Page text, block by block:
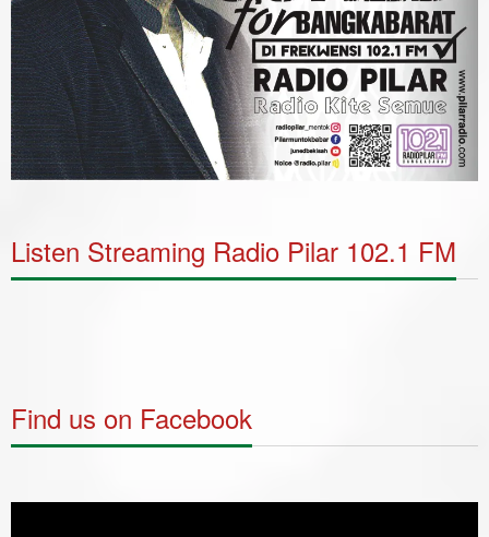
Listen Streaming Radio Pilar 102.1 FM
Find us on Facebook